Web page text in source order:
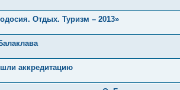
Отдых. Туризм – 2013»
аккредитацию